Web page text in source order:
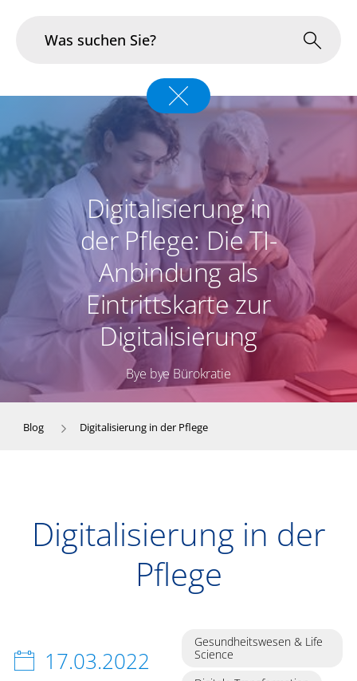
Im Fokus
Portfolio
Infrastruktur & BetriebDigitalisierung in
der Pflege: Die TI-
Anbindung als
Eintrittskarte zur
Digitalisierung
Bye bye Bürokratie
Blog Digitalisierung in der Pflege
Digitalisierung in der
Pflege
17.03.2022
Gesundheitswesen & Life
Science